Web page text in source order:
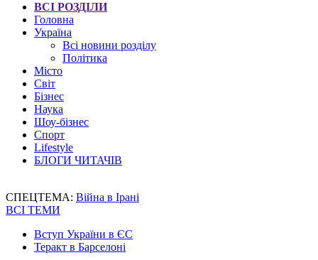
ВСІ РОЗДІЛИ
Головна
Україна
Всі новини розділу
Політика
Місто
Світ
Бізнес
Наука
Шоу-бізнес
Спорт
Lifestyle
БЛОГИ ЧИТАЧІВ
СПЕЦТЕМА: Війна в Ірані
ВСІ ТЕМИ
Вступ України в ЄС
Теракт в Барселоні